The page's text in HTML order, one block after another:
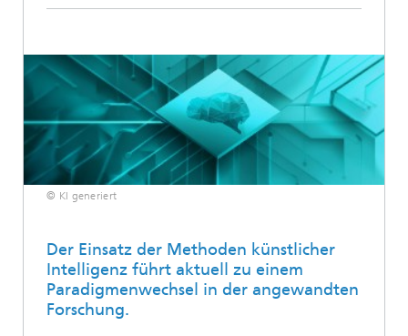
© KI generiert
Der Einsatz der Methoden künstlicher
Intelligenz führt aktuell zu einem
Paradigmenwechsel in der angewandten
Forschung.